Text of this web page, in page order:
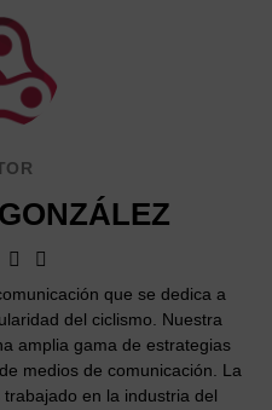
que se dedica a
del ciclismo. Nuestra
amplia gama de estrategias
medios de comunicación. La
en la industria del